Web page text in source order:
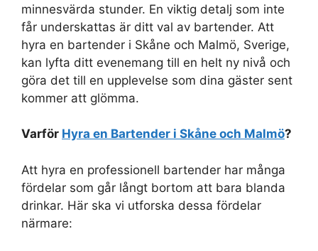
minnesvärda stunder. En viktig detalj som inte
får underskattas är ditt val av bartender. Att
hyra en bartender i Skåne och Malmö, Sverige,
kan lyfta ditt evenemang till en helt ny nivå och
göra det till en upplevelse som dina gäster sent
kommer att glömma.
Varför Hyra en Bartender i Skåne och Malmö?
Att hyra en professionell bartender har många
fördelar som går långt bortom att bara blanda
drinkar. Här ska vi utforska dessa fördelar
närmare: